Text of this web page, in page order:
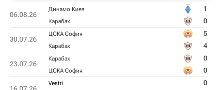
06.08.26
Динамо Киев 1
Карабах 0
30.07.26
ЦСКА София 5
Карабах 4
23.07.26
Карабах 0
ЦСКА София 0
Vestri 0